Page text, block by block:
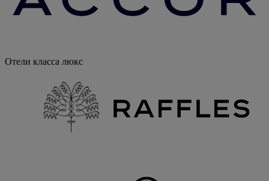
Отели класса люкс